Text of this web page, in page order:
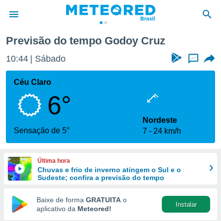
da
fornecidas
a este
das
e
forma
digital
Previsão do tempo Godoy Cruz
10:44 Sábado ...
Céu Claro
6°
Sensação de 5°
Nordeste
7
24 km/h
Última hora
Chuvas e frio de inverno atingem o Sul e o
Sudeste; confira a previsão do tempo
Baixe de forma GRATUITA o
aplicativo da Meteored!
Instalar